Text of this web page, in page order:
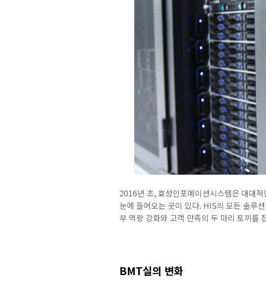
2016년 초, 효성인포메이션시스템은 대대
눈에 들어오는 곳이 있다. HIS의 모든 솔루
부 역량 강화와 고객 만족의 두 마리 토끼를
BMT실의 변화